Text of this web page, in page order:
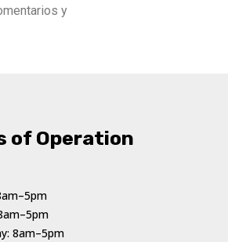
y
of Operation
8am–5pm